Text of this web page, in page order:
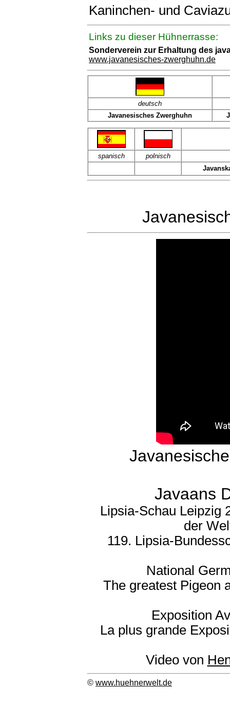
Kaninchen- und
Links zu dieser Hühnerrasse:
Sonderverein zur Erhaltung des
www.javanesisches-zwerghuhn.de
deutsch
Javanesisches Zwerghuhn
spanisch
polnisch
Javaans
Lipsia-Schau Leipzig
der
119. Lipsia-
National
The greatest Pigeon
Exposition
La plus grande
Video von
© www.huehnerwelt.de